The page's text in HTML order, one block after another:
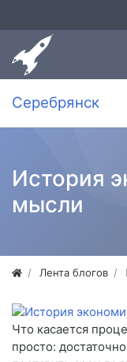
Серебрянск
История
мысли
Лента блогов
Что касается
просто: